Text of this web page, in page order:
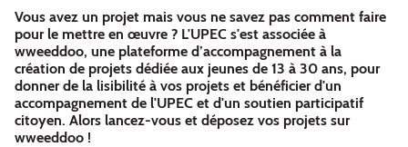
Vous avez un projet mais vous ne savez pas comment faire
pour le mettre en œuvre ? L'UPEC s'est associée à
wweeddoo, une plateforme d’accompagnement à la
création de projets dédiée aux jeunes de 13 à 30 ans, pour
donner de la lisibilité à vos projets et bénéficier d'un
accompagnement de l'UPEC et d'un soutien participatif
citoyen. Alors lancez-vous et déposez vos projets sur
wweeddoo !